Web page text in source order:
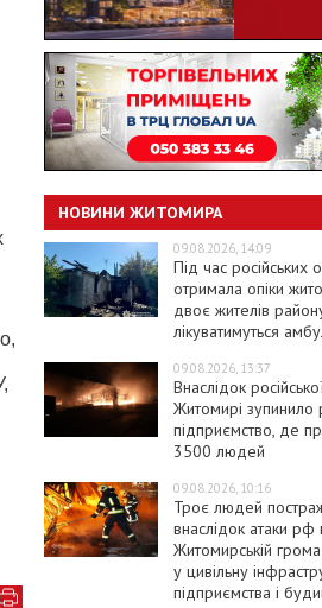
НОВИНИ ЖИТОМИРА
09.08.2026, 14:09
Під час російських
отримала опіки
двоє жителів
лікуватимуться
09.08.2026, 13:37
Внаслідок
Житомирі зупинило
підприємство, де
3500 людей
09.08.2026, 10:16
Троє людей
внаслідок атаки рф
Житомирській
у цивільну
підприємства і